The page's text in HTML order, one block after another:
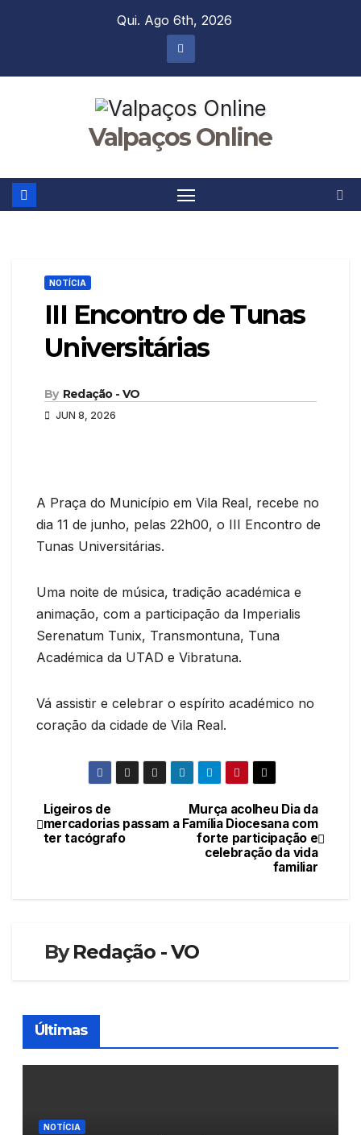
Qui. Ago 6th, 2026
Valpaços Online
NOTÍCIA
III Encontro de Tunas
Universitárias
By Redação - VO
JUN 8, 2026
A Praça do Município em Vila Real, recebe no
dia 11 de junho, pelas 22h00, o III Encontro de
Tunas Universitárias.
Uma noite de música, tradição académica e
animação, com a participação da Imperialis
Serenatum Tunix, Transmontuna, Tuna
Académica da UTAD e Vibratuna.
Vá assistir e celebrar o espírito académico no
coração da cidade de Vila Real.
Navegação
de
Murça acolheu Dia da
Família Diocesana com
forte participação e
celebração da vida
familiar
Ligeiros de
mercadorias passam a
ter tacógrafo
ByRedação - VO
Últimas
NOTÍCIA